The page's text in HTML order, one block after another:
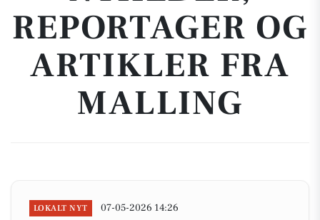
REPORTAGER OG
ARTIKLER FRA
MALLING
LOKALT NYT 07-05-2026 14:26